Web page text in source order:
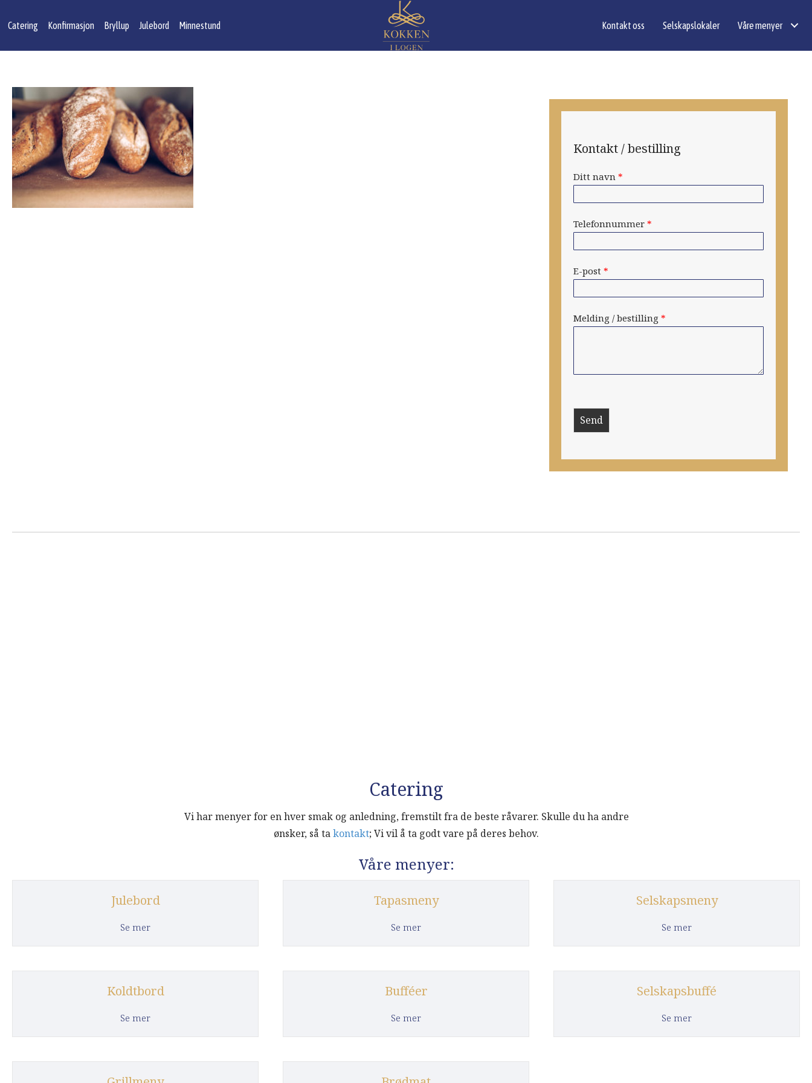
Catering Konfirmasjon Bryllup Julebord Minnestund Kontakt oss Selskapslokaler Våre menyer
Kontakt / bestilling
Ditt navn*
Telefonnummer*
E-post*
Melding / bestilling*
Send
Catering
Vi har menyer for en hver smak og anledning, fremstilt fra de beste råvarer. Skulle du ha andre
ønsker, så takontakt; Vi vil å ta godt vare på deres behov.
Våre menyer:
Julebord
Se merabout Julebord
Tapasmeny
Se merabout Tapasmeny
Selskapsmeny
Se merabout Selskapsmeny
Koldtbord
Se merabout Koldtbord
Bufféer
Se merabout Bufféer
Selskapsbuffé
Se merabout Selskapsbuffé